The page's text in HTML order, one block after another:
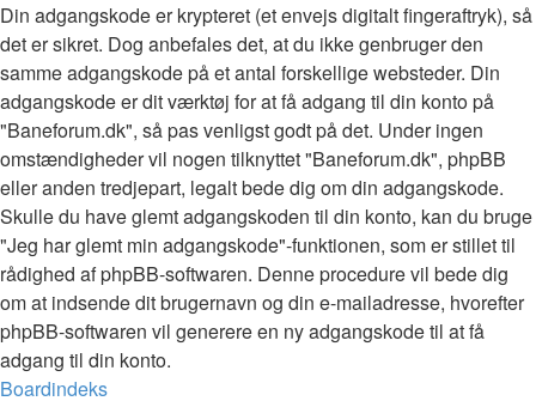
Din adgangskode er krypteret (et envejs digitalt fingeraftryk), så
det er sikret. Dog anbefales det, at du ikke genbruger den
samme adgangskode på et antal forskellige websteder. Din
adgangskode er dit værktøj for at få adgang til din konto på
"Baneforum.dk", så pas venligst godt på det. Under ingen
omstændigheder vil nogen tilknyttet "Baneforum.dk", phpBB
eller anden tredjepart, legalt bede dig om din adgangskode.
Skulle du have glemt adgangskoden til din konto, kan du bruge
"Jeg har glemt min adgangskode"-funktionen, som er stillet til
rådighed af phpBB-softwaren. Denne procedure vil bede dig
om at indsende dit brugernavn og din e-mailadresse, hvorefter
phpBB-softwaren vil generere en ny adgangskode til at få
adgang til din konto.
Boardindeks